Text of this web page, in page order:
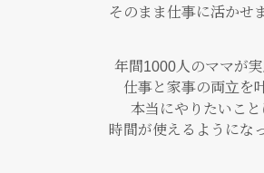
そのまま仕事に活かせ
年間1000人のママが
仕事と家事の両立を
本当にやりたいこと
時間が使えるようにな